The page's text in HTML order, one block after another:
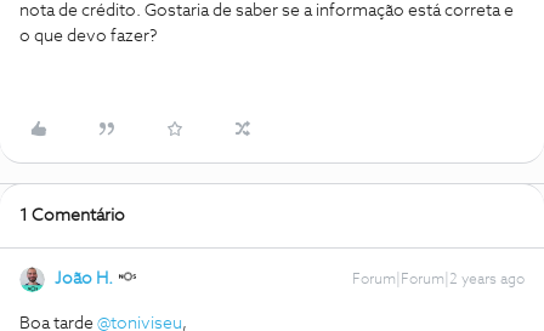
nota de crédito. Gostaria de saber se a informação está correta e
o que devo fazer?
1 Comentário
João H. Forum|Forum|2 years ago
Boa tarde @toniviseu,